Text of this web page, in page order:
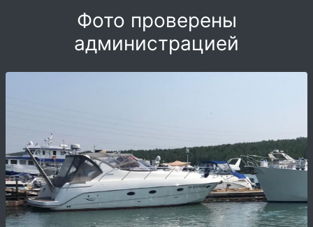
Фото проверены
администрацией